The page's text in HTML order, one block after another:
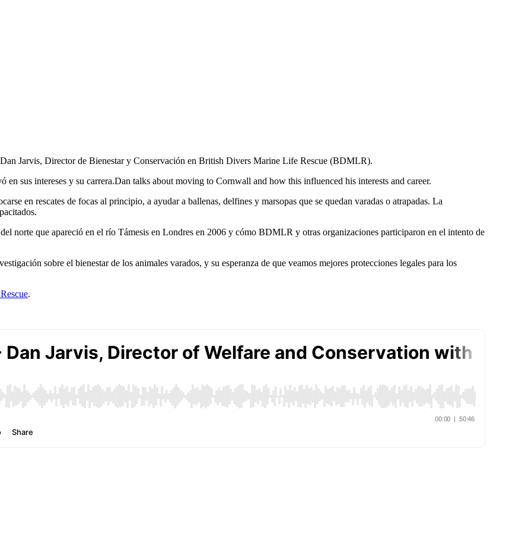
Jarvis, Director de Bienestar y Conservación en British Divers Marine Life Rescue (BDMLR).
sus intereses y su carrera.Dan talks about moving to Cornwall and how this influenced his interests and career.
en rescates de focas al principio, a ayudar a ballenas, delfines y marsopas que se quedan varadas o atrapadas. La
norte que apareció en el río Támesis en Londres en 2006 y cómo BDMLR y otras organizaciones participaron en el intento de
sobre el bienestar de los animales varados, y su esperanza de que veamos mejores protecciones legales para los
.